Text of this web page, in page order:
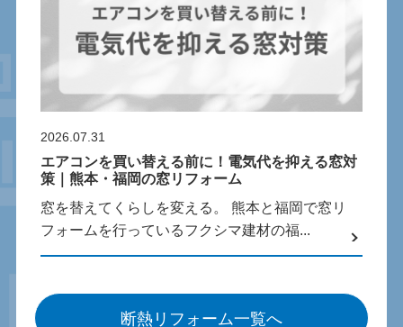
2026.07.31
エアコンを買い替える前に！電気代を抑える窓対
策｜熊本・福岡の窓リフォーム
窓を替えてくらしを変える。 熊本と福岡で窓リ
フォームを行っているフクシマ建材の福...
断熱リフォーム一覧へ